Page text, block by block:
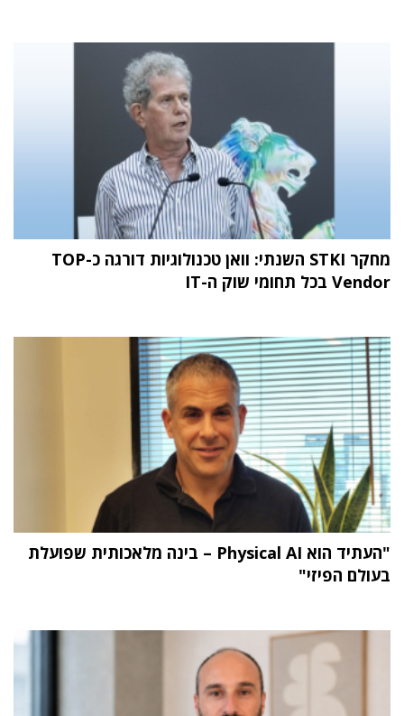
מחקר STKI השנתי: וואן טכנולוגיות דורגה כ-TOP
Vendor בכל תחומי שוק ה-IT
"העתיד הוא Physical AI – בינה מלאכותית שפועלת
בעולם הפיזי"